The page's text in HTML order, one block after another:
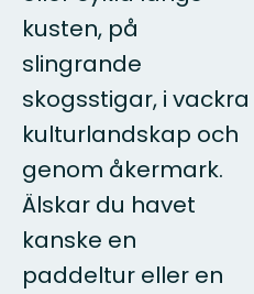
kusten, på
slingrande
skogsstigar, i vackra
kulturlandskap och
genom åkermark.
Älskar du havet
kanske en
paddeltur eller en